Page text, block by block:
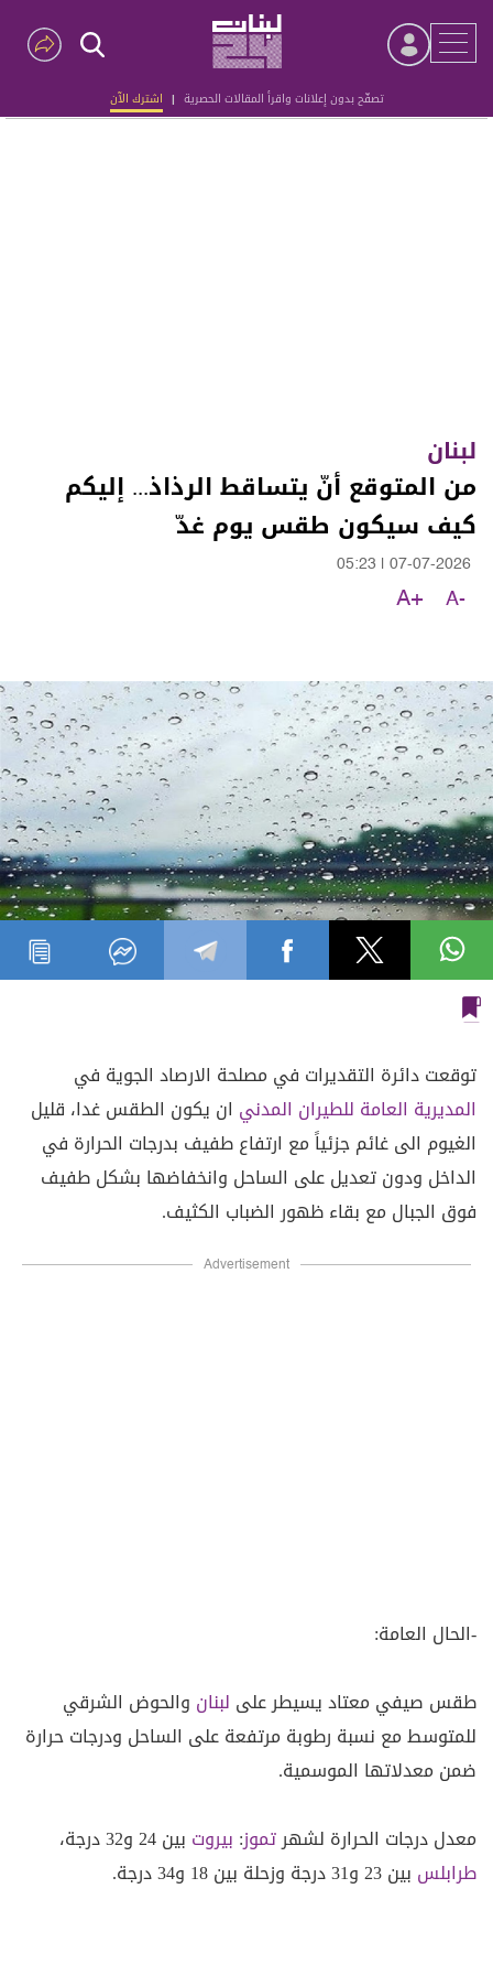
تصفّح بدون إعلانات واقرأ المقالات الحصرية | اشترك الآن
Advertisement
لبنان
من المتوقع أنّ يتساقط الرذاذ... إليكم
كيف سيكون طقس يوم غدّ
07-07-2026
05:23
A-
A+
توقعت دائرة التقديرات في مصلحة الارصاد الجوية في
المديرية العامة للطيران المدني ان يكون الطقس غدا، قليل
الغيوم الى غائم جزئياً مع ارتفاع طفيف بدرجات الحرارة في
الداخل ودون تعديل على الساحل وانخفاضها بشكل طفيف
فوق الجبال مع بقاء ظهور الضباب الكثيف.
Advertisement
-الحال العامة:
طقس صيفي معتاد يسيطر على لبنان والحوض الشرقي
للمتوسط مع نسبة رطوبة مرتفعة على الساحل ودرجات حرارة
ضمن معدلاتها الموسمية.
معدل درجات الحرارة لشهرتموز: بيروت بين 24 و32 درجة،
طرابلس بين 23 و31 درجة وزحلة بين 18 و34 درجة.